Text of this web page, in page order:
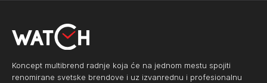
Koncept multibrend radnje koja će na jednom mestu spojiti
renomirane svetske brendove i uz izvanrednu i profesionalnu